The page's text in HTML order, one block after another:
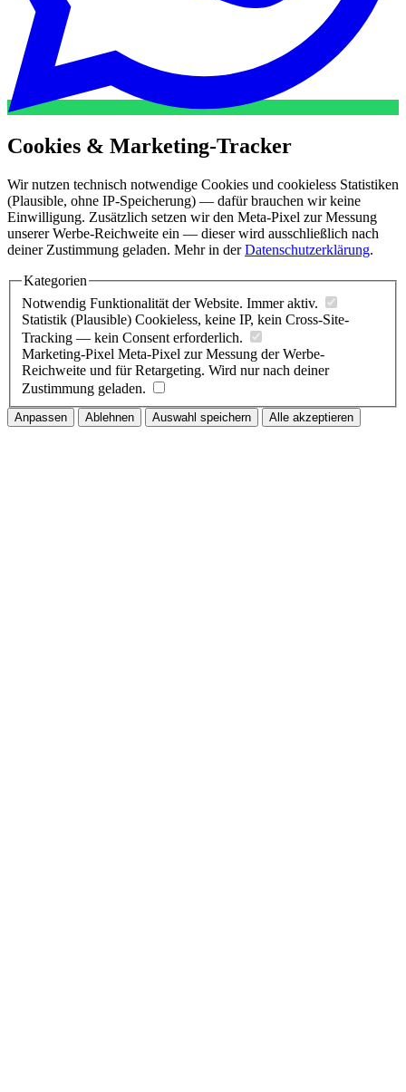
Cookies & Marketing-Tracker
Wir nutzen technisch notwendige Cookies und cookieless Statistiken
(Plausible, ohne IP-Speicherung) — dafür brauchen wir keine
Einwilligung. Zusätzlich setzen wir den Meta-Pixel zur Messung
unserer Werbe-Reichweite ein — dieser wird ausschließlich nach
deiner Zustimmung geladen. Mehr in derDatenschutzerklärung.
Kategorien
Notwendig Funktionalität der Website. Immer aktiv.
Statistik (Plausible) Cookieless, keine IP, kein Cross-Site-
Tracking — kein Consent erforderlich.
Marketing-Pixel Meta-Pixel zur Messung der Werbe-
Reichweite und für Retargeting. Wird nur nach deiner
Zustimmung geladen.
Anpassen Ablehnen Auswahl speichern Alle akzeptieren